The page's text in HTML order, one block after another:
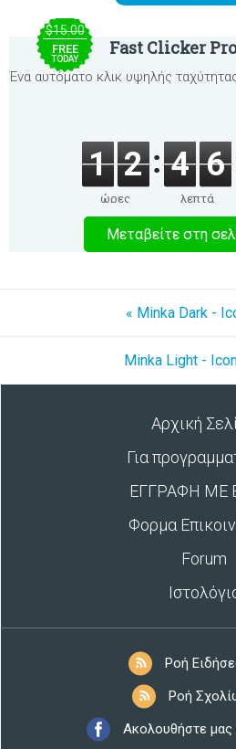
$15.00
FREE
TODAY
Fast Clicker Pro
Ένα αυτόματο κλικ υψηλής
1 2
ώρες
4 6
λεπτά
Μεταβείτε στη
« Minka Dark -
Minka Light -
Αρχική
Για
ΕΓΓΡΑΦΗ ΜΕ
Φορμα
Forum
Ροή
Ροή
Ακολουθήστε